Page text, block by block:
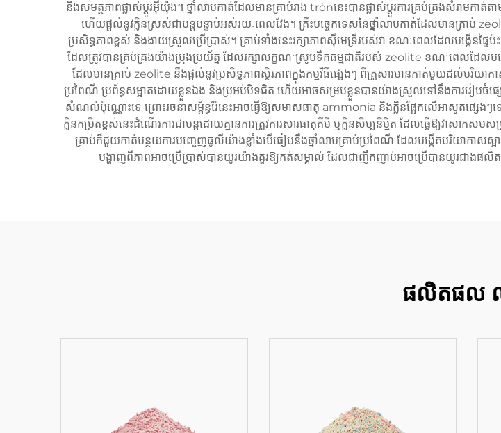
និង​សមត្ថភាព​ផ្លាស់ប្តូរ​អ៊ីយ៉ុង។ ថ្នាំលាបកាត់​ដែល​មាន​គ្រាប់​រាង​ tròn​នេះ​បាន​ផ្លាស់​ប្តូរ​ការ​គ្រប់គ្រង​សំរាម​ក
ហើយ​ផ្តល់​នូវ​ក្លិន​ស្រស់​ជាបន្ត​បន្ទាប់​អស់​រយៈ​ពេល​វែង។ គ្រឹះ​បច្ចេកទេស​នៃ​ថ្នាំលាប​កាត់​ដែល​មាន​គ្រាប់
ប្រសិទ្ធភាព​ខ្ពស់ និង​ងាយស្រួល​ប្រើប្រាស់។ គ្រាប់​ទាំង​នេះ​រក្សា​ភាព​ស៊ីមេទ្រី​របស់​វា ខណៈ​ពេល​ដែល​បង្កើ
ដែល​ត្រូវ​បាន​គ្រប់គ្រង​យ៉ាង​ប្រុងប្រយ័ត្ន ដែល​រក្សា​លក្ខណៈ​ស្រូប​ទឹក​ធម្មជាតិ​របស់ zeolite ខណៈ​ពេល​ដែល​បង្ក
ដែល​មាន​គ្រាប់ zeolite នឹង​ផ្តល់​នូវ​ប្រសិទ្ធភាព​ស្ថិរភាព​ក្នុង​កម្មវិធី​ផ្សេងៗ ពី​គ្រួសារ​មាន​កាត់​មួយ​ដល់​បរិយាក
ប្រពៃណី ប្រព័ន្ធ​សម្អាត​ដោយ​ខ្លួន​ឯង និង​ប្រអប់​បិទ​ជិត ហើយ​អាច​សម្រប​ខ្លួន​បាន​យ៉ាង​ស្រួល​ទៅ​នឹង​ការ​រៀបចំ​ផ្ស
សំណល់​ប៉ុណ្ណោះ​ទេ ព្រោះ​រចនាសម្ព័ន្ធ​រ៉ែ​នេះ​អាច​ធ្វើ​ឱ្យ​សមាសធាតុ ammonia និង​ក្លិន​ផ្អែក​លើ​អាសូត​ផ្សេងៗ​
ក្លិន​កម្រិត​ខ្ពស់​នេះ​ដំណើរការ​ជាបន្ត​ដោយ​គ្មាន​ការ​ត្រូវការ​សារធាតុ​គីមី ឬ​ក្លិន​សិប្បនិម្មិត ដែល​ធ្វើ​ឱ្យ​វា​សាក
គ្រាប់​ក៏​ជួយ​កាត់​បន្ថយ​ការ​បញ្ចេញ​ធូលី​យ៉ាង​ខ្លាំង​បើធៀប​នឹង​ថ្នាំលាប​គ្រាប់​ប្រពៃណី ដែល​បង្កើត​បរិយាកាស​ស្
បង្ហាញ​ពី​ភាព​អាច​ប្រើប្រាស់​បាន​យូរ​យ៉ាង​គួរ​ឱ្យ​កត់សម្គាល់ ដែល​ជាញឹក​ញាប់​អាច​ប្រើ​បាន​យូរ​ជាង​
ផលិតផល